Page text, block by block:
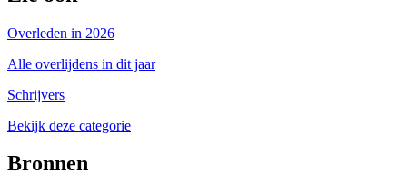
Overleden in 2026
Alle overlijdens in dit jaar
Schrijvers
Bekijk deze categorie
Bronnen